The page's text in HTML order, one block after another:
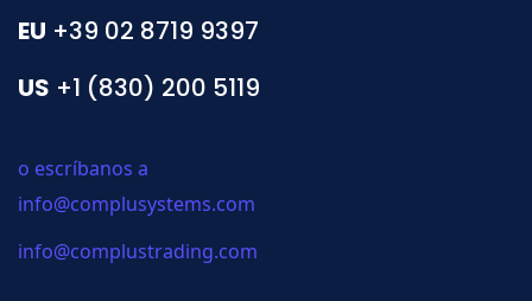
EU +39 02 8719 9397
US +1 (830) 200 5119
o escríbanos a
info@complusystems.com
info@complustrading.com